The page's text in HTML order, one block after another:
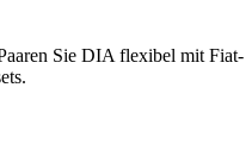
Sie DIA flexibel mit Fiat-